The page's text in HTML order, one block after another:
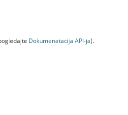
Dokumenаtаcijа API-jа).